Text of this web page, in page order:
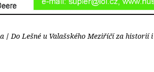
Do Lešné u Valašského Meziříčí za historií